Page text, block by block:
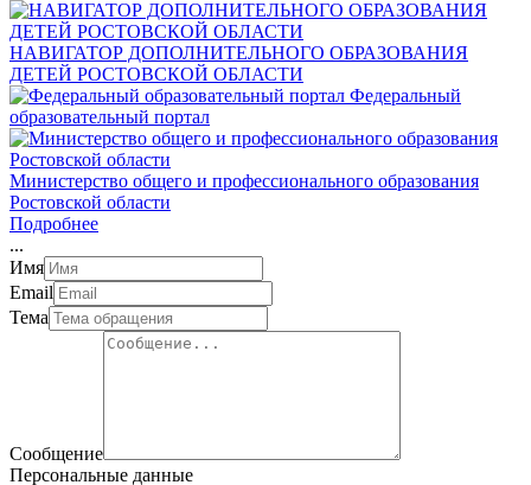
НАВИГАТОР ДОПОЛНИТЕЛЬНОГО ОБРАЗОВАНИЯ
ДЕТЕЙ РОСТОВСКОЙ ОБЛАСТИ
Федеральный
образовательный портал
Министерство общего и профессионального образования
Ростовской области
Подробнее
...
Имя
Email
Тема
Сообщение
Персональные данные